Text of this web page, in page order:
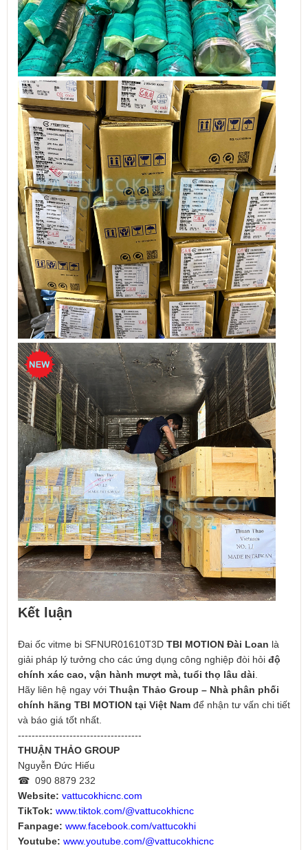
Kết luận
Đai ốc vitme bi SFNUR01610T3D TBI MOTION Đài Loan là
giải pháp lý tưởng cho các ứng dụng công nghiệp đòi hỏi độ
chính xác cao, vận hành mượt mà, tuổi thọ lâu dài
Hãy liên hệ ngay với Thuận Thảo Group – Nhà phân phối
chính hãng TBI MOTION tại Việt Nam để nhận tư vấn chi tiết
và báo giá tốt nhất.
------------------------------------
THUẬN THẢO GROUP
Nguyễn Đức Hiếu
☎ 090 8879 232
Website: vattucokhicnc.com
TikTok: www.tiktok.com/@vattucokhicnc
Fanpage: www.facebook.com/vattucokhi
Youtube: www.youtube.com/@vattucokhicnc